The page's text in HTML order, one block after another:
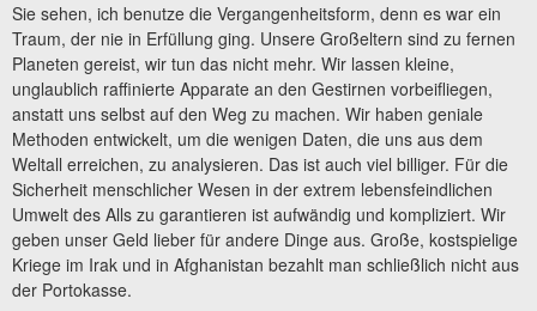
Sie sehen, ich benutze die Vergangenheitsform, denn es war ein
Traum, der nie in Erfüllung ging. Unsere Großeltern sind zu fernen
Planeten gereist, wir tun das nicht mehr. Wir lassen kleine,
unglaublich raffinierte Apparate an den Gestirnen vorbeifliegen,
anstatt uns selbst auf den Weg zu machen. Wir haben geniale
Methoden entwickelt, um die wenigen Daten, die uns aus dem
Weltall erreichen, zu analysieren. Das ist auch viel billiger. Für die
Sicherheit menschlicher Wesen in der extrem lebensfeindlichen
Umwelt des Alls zu garantieren ist aufwändig und kompliziert. Wir
geben unser Geld lieber für andere Dinge aus. Große, kostspielige
Kriege im Irak und in Afghanistan bezahlt man schließlich nicht aus
der Portokasse.